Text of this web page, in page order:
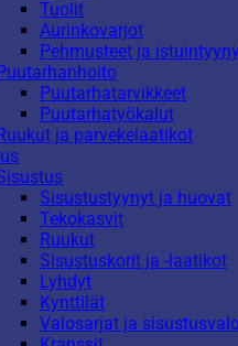
Tuolit
Aurinkovarjot
Pehmusteet ja
Puutarhatarvikkeet
Puutarhatyökalut
ja parvekelaatikot
Sisustustyynyt ja huovat
Tekokasvit
Ruukut
Sisustuskorit ja -laatikot
Lyhdyt
Kynttilät
Valosarjat ja